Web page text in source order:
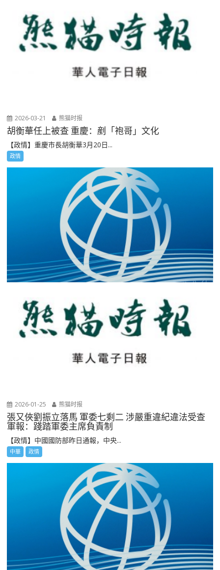
2026-03-21 熊猫时报
胡衡華任上被查 重慶：剷「袍哥」文化
【政情】重慶市長胡衡華3月20日...
政情
2026-01-25 熊猫时报
張又俠劉振立落馬 軍委七剩二 涉嚴重違紀違法受查
軍報：踐踏軍委主席負責制
【政情】中國國防部昨日通報，中央...
中華 政情